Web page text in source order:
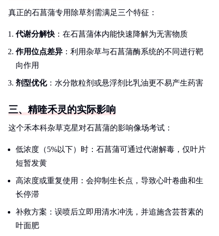
真正的石菖蒲专用除草剂需满足三个特征：
代谢分解快 ：在石菖蒲体内能快速降解为无害物质
作用位点差异 ：利用杂草与石菖蒲酶系统的不同进行靶
向作用
剂型优化：水分散粒剂或悬浮剂比乳油更不易产生药害
三、精喹禾灵的实际影响
这个禾本科杂草克星对石菖蒲的影响像场考试：
低浓度（5%以下）时：石菖蒲可通过代谢解毒，仅叶片
短暂发黄
高浓度或重复使用：会抑制生长点，导致心叶卷曲和生
长停滞
补救方案：误喷后立即用清水冲洗，并追施含芸苔素的
叶面肥